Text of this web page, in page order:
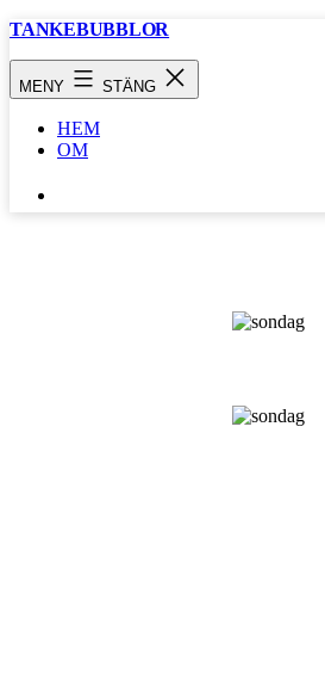
Hoppa
TANKEBUBBLOR
MENY STÄNG
HEM
OM
…